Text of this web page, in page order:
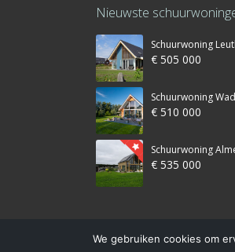
Nieuwste
Schuurwoning
€ 505 000
Schuurwoning
€ 510 000
Schuurwoning
€ 535 000
We gebruiken cookies om